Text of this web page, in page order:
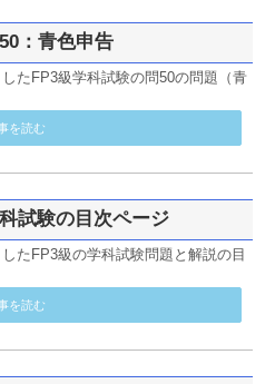
：青色申告
たFP3級学科試験の問50の問題（青
を読む
試験の目次ページ
たFP3級の学科試験問題と解説の目
を読む